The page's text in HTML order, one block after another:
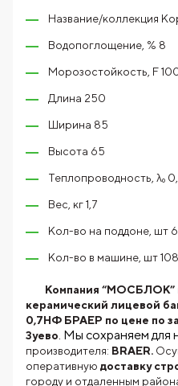
Название/коллекция
Водопоглощение, % 8
Морозостойкость, F
Длина 250
Ширина 85
Высота 65
Теплопроводность, λ₀
Вес, кг 1,7
Кол-во на поддоне, шт
Кол-во в машине, шт
Компания “МОСБЛОК”
керамический лицевой
0,7НФ БРАЕР по цене по
Зуево. Мы сохраняем для
производителя: BRAER.
оперативную доставку
городу и отдаленным